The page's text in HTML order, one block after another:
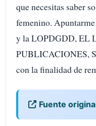
que necesitas saber
femenino.
y la LOPDGDD, EL
PUBLICACIONES,
con la finalidad de
Fuente